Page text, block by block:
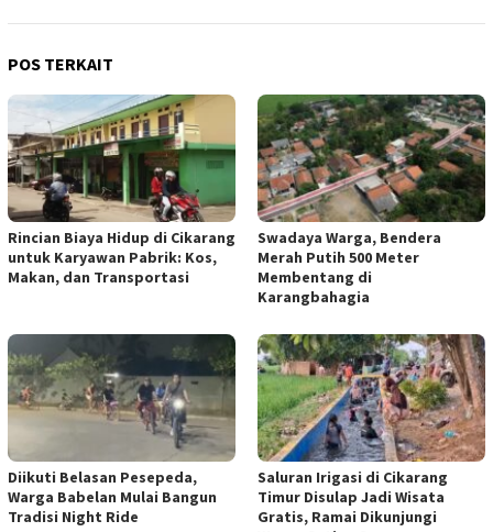
POS TERKAIT
Rincian Biaya Hidup di Cikarang
untuk Karyawan Pabrik: Kos,
Makan, dan Transportasi
Swadaya Warga, Bendera
Merah Putih 500 Meter
Membentang di
Karangbahagia
Diikuti Belasan Pesepeda,
Warga Babelan Mulai Bangun
Tradisi Night Ride
Saluran Irigasi di Cikarang
Timur Disulap Jadi Wisata
Gratis, Ramai Dikunjungi